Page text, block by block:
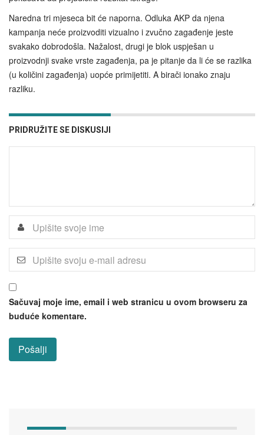
Naredna tri mjeseca bit će naporna. Odluka AKP da njena
kampanja neće proizvoditi vizualno i zvučno zagađenje jeste
svakako dobrodošla. Nažalost, drugi je blok uspješan u
proizvodnji svake vrste zagađenja, pa je pitanje da li će se razlika
(u količini zagađenja) uopće primijetiti. A birači ionako znaju
razliku.
PRIDRUŽITE SE DISKUSIJI
Sačuvaj moje ime, email i web stranicu u ovom browseru za
buduće komentare.